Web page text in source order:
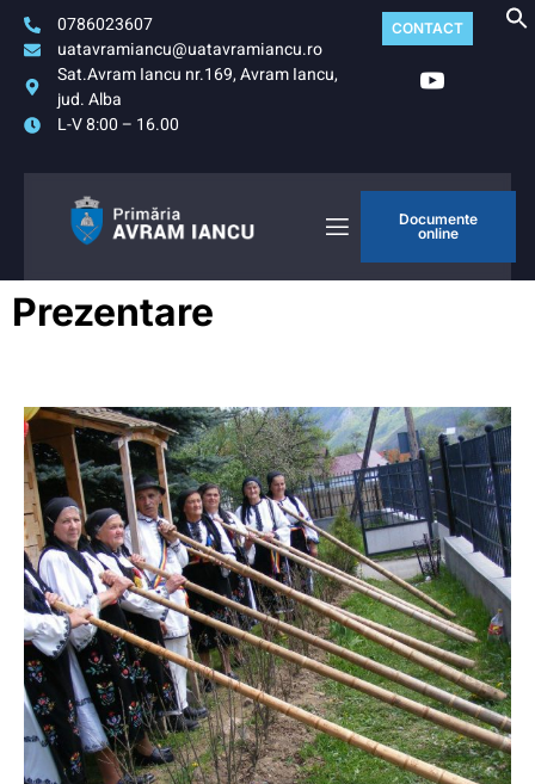
0786023607
uatavramiancu@uatavramiancu.ro
Sat.Avram Iancu nr.169, Avram Iancu,
jud. Alba
L-V 8:00 – 16.00
CONTACT
Documente
online
Prezentare